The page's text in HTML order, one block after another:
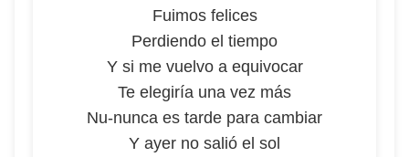
Fuimos felices
Perdiendo el tiempo
Y si me vuelvo a equivocar
Te elegiría una vez más
Nu-nunca es tarde para cambiar
Y ayer no salió el sol